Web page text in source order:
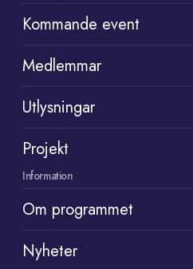
Kommande event
Medlemmar
Utlysningar
Projekt
Information
Om programmet
Nyheter